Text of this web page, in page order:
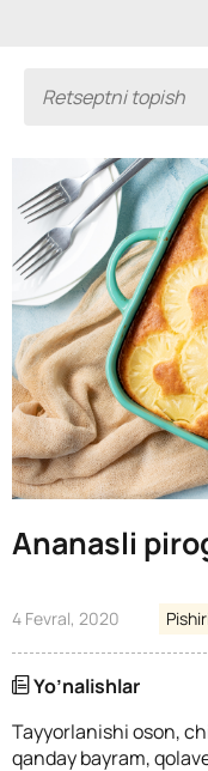
Ananasli
4 Fevral, 2020
Yo’nalishlar
Tayyorlanishi oson,
qanday bayram,